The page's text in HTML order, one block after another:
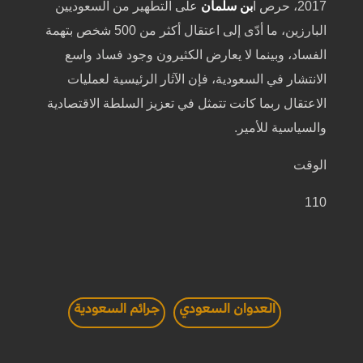
2017، حرص ا بن سلمان على التطهير من السعوديين
البارزين، ما أدّى إلى اعتقال أكثر من 500 شخص بتهمة
الفساد، وبينما لا يعارض الكثيرون وجود فساد واسع
الانتشار في السعودية، فإن الآثار الرئيسية لعمليات
الاعتقال ربما كانت تتمثل في تعزيز السلطة الاقتصادية
والسياسية للأمير.
الوقت
110
العدوان السعودي جرائم السعودية